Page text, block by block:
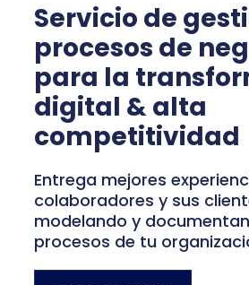
Renuévate
Aprende
Empresa
Servicio de
procesos de
para la
digital & alta
competitividad
Entrega mejores
colaboradores y sus
modelando y
procesos de tu